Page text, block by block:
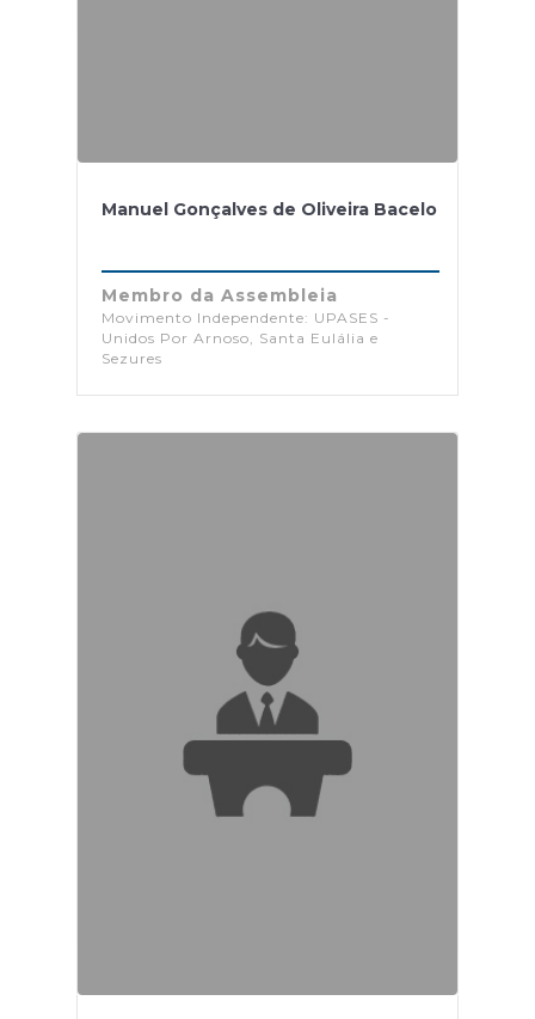
Manuel Gonçalves de Oliveira Bacelo
Membro da Assembleia
Movimento Independente: UPASES -
Unidos Por Arnoso, Santa Eulália e
Sezures